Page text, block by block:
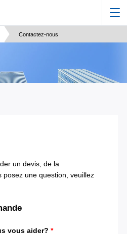
Contactez-nous